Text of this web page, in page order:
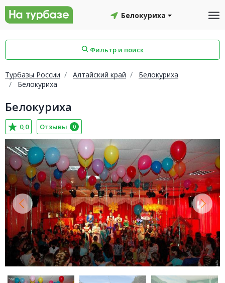
Белокуриха
Фильтр и поиск
Турбазы России Алтайский край
Белокуриха
Белокуриха
Белокуриха
0,0 Отзывы 0
Смоленский район
Красноборский район
Онежский район
Северодвинск Устьянский район